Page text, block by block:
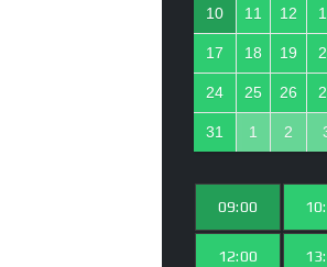
10 11 12
17 18 19
24 25 26
31 1 2
09:00
12:00